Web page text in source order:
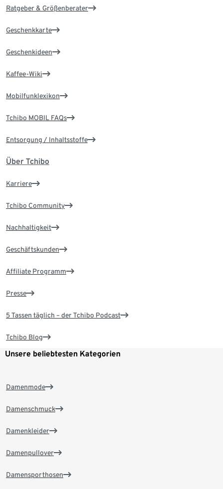
Ratgeber & Größenberater
Geschenkkarte
Geschenkideen
Kaffee-Wiki
Mobilfunklexikon
Tchibo MOBIL FAQs
Entsorgung / Inhaltsstoffe
Über Tchibo
Karriere
Tchibo Community
Nachhaltigkeit
Geschäftskunden
Affiliate Programm
Presse
5 Tassen täglich – der Tchibo Podcast
Tchibo Blog
Unsere beliebtesten Kategorien
Damenmode
Damenschmuck
Damenkleider
Damenpullover
Damensporthosen